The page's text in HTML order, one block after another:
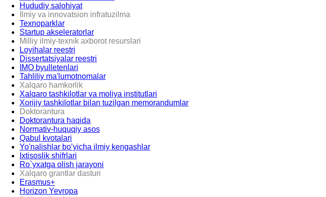
Hududiy salohiyat
Ilmiy va innovatsion infratuzilma
Texnoparklar
Startup akseleratorlar
Milliy ilmiy-texnik axborot resurslari
Loyihalar reestri
Dissertatsiyalar reestri
IMO byulletenlari
Tahliliy ma'lumotnomalar
Xalqaro hamkorlik
Xalqaro tashkilotlar va moliya institutlari
Xorijiy tashkilotlar bilan tuzilgan memorandumlar
Doktorantura
Doktorantura haqida
Normativ-huquqiy asos
Qabul kvotalari
Yo'nalishlar bo’yicha ilmiy kengashlar
Ixtisoslik shifrlari
Ro`yxatga olish jarayoni
Xalqaro grantlar dasturi
Erasmus+
Horizon Yevropa